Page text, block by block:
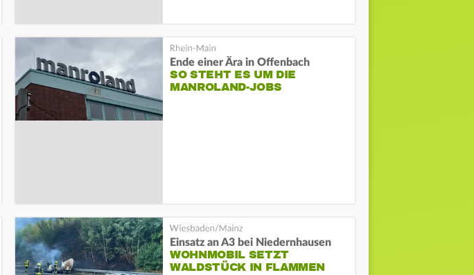
Ende einer Ära in Offenbach
SO STEHT ES UM DIE
MANROLAND-JOBS
Einsatz an A3 bei Niedernhausen
WOHNMOBIL SETZT
WALDSTÜCK IN FLAMMEN